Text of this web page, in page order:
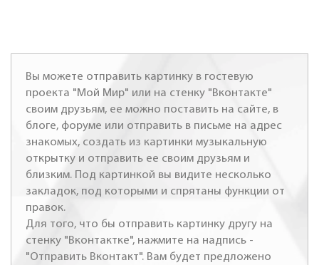
Вы можете отправить картинку в гостевую
проекта "Мой Мир" или на стенку "Вконтакте"
своим друзьям, ее можно поставить на сайте, в
блоге, форуме или отправить в письме на адрес
знакомых, создать из картинки музыкальную
открытку и отправить ее своим друзьям и
близким. Под картинкой вы видите несколько
закладок, под которыми и спрятаны функции от
правок.
Для того, что бы отправить картинку другу на
стенку "Вконтактке", нажмите на надпись -
"Отправить Вконтакт". Вам будет предложено